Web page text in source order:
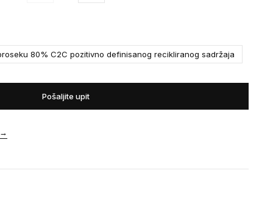
80% C2C pozitivno definisanog recikliranog sadržaja
Pošaljite upit